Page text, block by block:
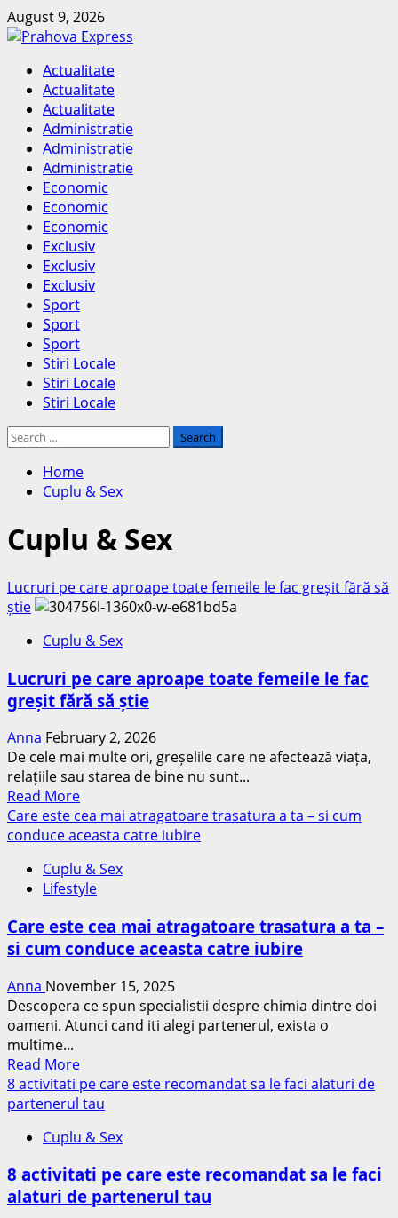
Skip
to
August 9, 2026
Primary
Menu
Actualitate
Actualitate
Actualitate
Administratie
Administratie
Administratie
Economic
Economic
Economic
Exclusiv
Exclusiv
Exclusiv
Sport
Sport
Sport
Stiri Locale
Stiri Locale
Stiri Locale
Search
Home
Cuplu & Sex
Cuplu & Sex
Lucruri pe care aproape toate femeile le fac greșit fără să
știe
Cuplu & Sex
Lucruri pe care aproape toate femeile le fac
greșit fără să știe
Anna February 2, 2026
De cele mai multe ori, greșelile care ne afectează viața,
relațiile sau starea de bine nu sunt...
Read MoreRead
more
about
pe
care
toate
femeile
fac
greșit
fără
știe
Care este cea mai atragatoare trasatura a ta – si cum
conduce aceasta catre iubire
Cuplu & Sex
Lifestyle
Care este cea mai atragatoare trasatura a ta –
si cum conduce aceasta catre iubire
Anna November 15, 2025
Descopera ce spun specialistii despre chimia dintre doi
oameni. Atunci cand iti alegi partenerul, exista o
multime...
Read MoreRead
more
about
este
mai
atragatoare
8 activitati pe care este recomandat sa le faci alaturi de
partenerul tau
Cuplu & Sex
8 activitati pe care este recomandat sa le faci
alaturi de partenerul tau